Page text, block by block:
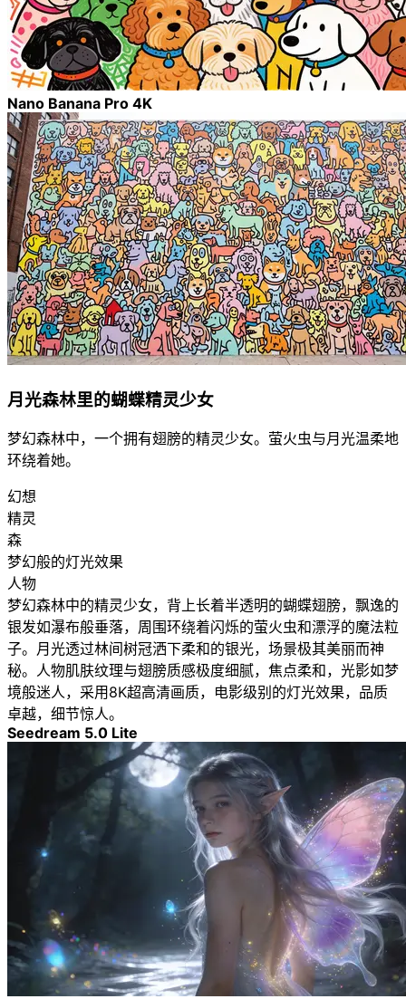
Nano Banana Pro 4K
月光森林里的蝴蝶精灵少女
梦幻森林中，一个拥有翅膀的精灵少女。萤火虫与月光温柔地
环绕着她。
幻想
精灵
森
梦幻般的灯光效果
人物
梦幻森林中的精灵少女，背上长着半透明的蝴蝶翅膀，飘逸的
银发如瀑布般垂落，周围环绕着闪烁的萤火虫和漂浮的魔法粒
子。月光透过林间树冠洒下柔和的银光，场景极其美丽而神
秘。人物肌肤纹理与翅膀质感极度细腻，焦点柔和，光影如梦
境般迷人，采用8K超高清画质，电影级别的灯光效果，品质
卓越，细节惊人。
Seedream 5.0 Lite